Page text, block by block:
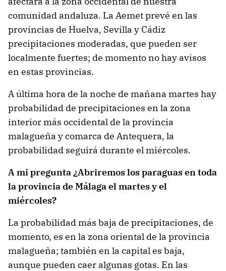
comunidad andaluza. La Aemet prevé en las
provincias de Huelva, Sevilla y Cádiz
precipitaciones moderadas, que pueden ser
localmente fuertes; de momento no hay avisos
en estas provincias.
A última hora de la noche de mañana martes hay
probabilidad de precipitaciones en la zona
interior más occidental de la provincia
malagueña y comarca de Antequera, la
probabilidad seguirá durante el miércoles.
A mi pregunta¿Abriremos los paraguas en toda
la provincia de Málaga el martes y el
miércoles?
La probabilidad más baja de precipitaciones, de
momento, es en la zona oriental de la provincia
malagueña; también en la capital es baja,
aunque pueden caer algunas gotas. En las